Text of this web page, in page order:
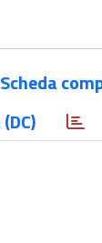
Scheda